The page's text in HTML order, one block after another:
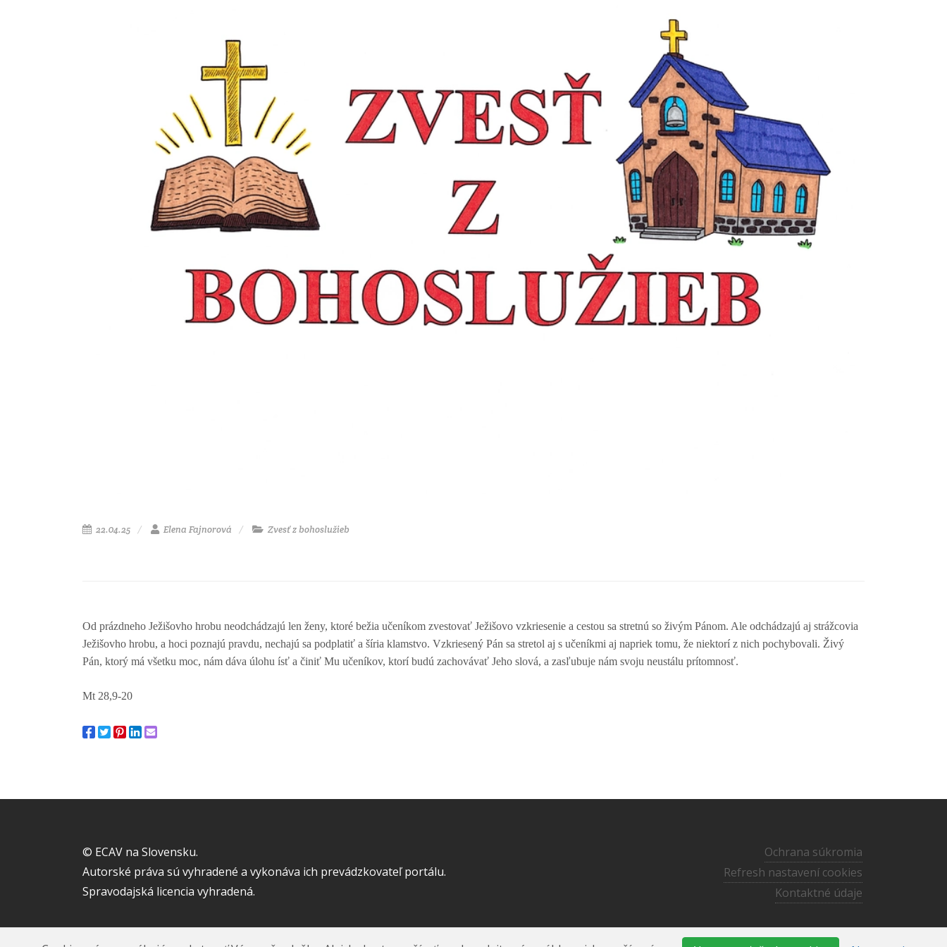
22.04.25 Elena Fajnorová Zvesť z bohoslužieb
Od prázdneho Ježišovho hrobu neodchádzajú len ženy, ktoré bežia učeníkom zvestovať Ježišovo vzkriesenie a cestou sa stretnú so živým Pánom. Ale odchádzajú aj strážcovia
Ježišovho hrobu, a hoci poznajú pravdu, nechajú sa podplatiť a šíria klamstvo. Vzkriesený Pán sa stretol aj s učeníkmi aj napriek tomu, že niektorí z nich pochybovali. Živý
Pán, ktorý má všetku moc, nám dáva úlohu ísť a činiť Mu učeníkov, ktorí budú zachovávať Jeho slová, a zasľubuje nám svoju neustálu prítomnosť.
Mt 28,9-20
© ECAV na Slovensku.
Autorské práva sú vyhradené a vykonáva ich prevádzkovateľ portálu.
Spravodajská licencia vyhradená.
Ochrana súkromia
Refresh nastavení cookies
Kontaktné údaje